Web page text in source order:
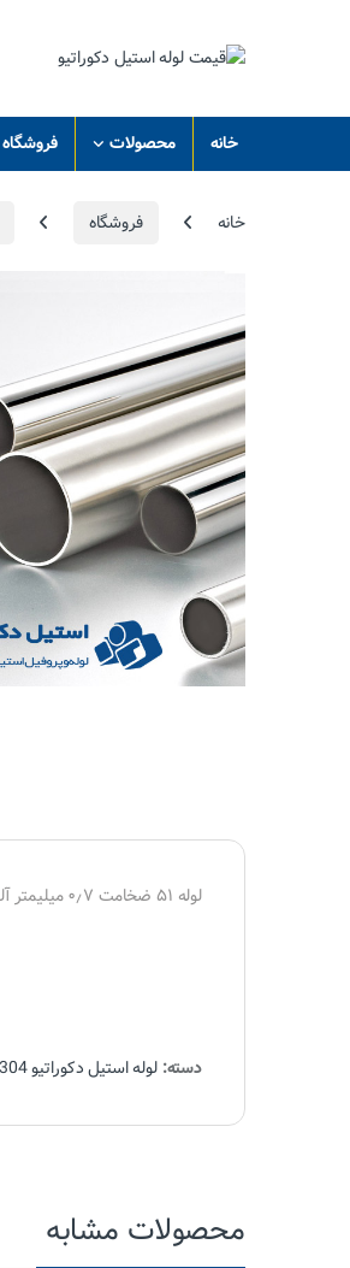
خانه محصولات فروشگاه
خانه فروشگاه
لوله ۵۱ ضخامت ۰٫۷ میلیمتر آلیاژ ۳۰۴
دسته:لوله استیل دکوراتیو 304
محصولات مشابه